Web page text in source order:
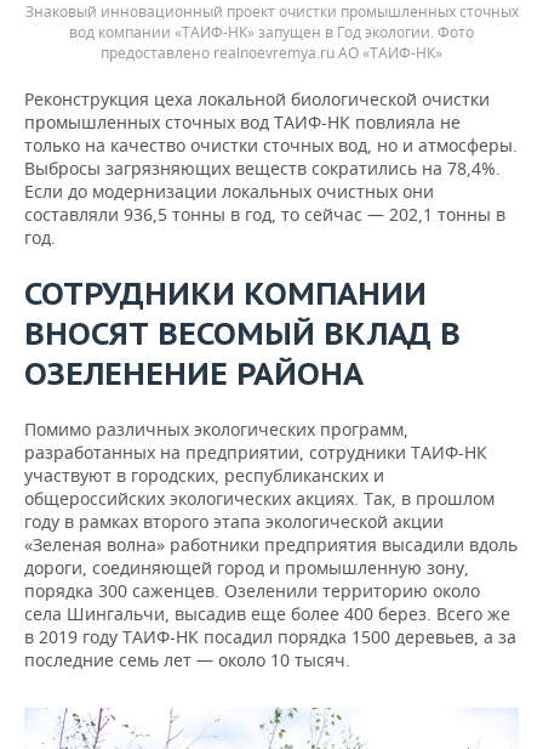
Знаковый инновационный проект очистки промышленных сточных
вод компании «ТАИФ-НК» запущен в Год экологии. Фото
предоставлено realnoevremya.ru АО «ТАИФ-НК»
Реконструкция цеха локальной биологической очистки
промышленных сточных вод ТАИФ-НК повлияла не
только на качество очистки сточных вод, но и атмосферы.
Выбросы загрязняющих веществ сократились на 78,4%.
Если до модернизации локальных очистных они
составляли 936,5 тонны в год, то сейчас — 202,1 тонны в
год.
СОТРУДНИКИ КОМПАНИИ
ВНОСЯТ ВЕСОМЫЙ ВКЛАД В
ОЗЕЛЕНЕНИЕ РАЙОНА
Помимо различных экологических программ,
разработанных на предприятии, сотрудники ТАИФ-НК
участвуют в городских, республиканских и
общероссийских экологических акциях. Так, в прошлом
году в рамках второго этапа экологической акции
«Зеленая волна» работники предприятия высадили вдоль
дороги, соединяющей город и промышленную зону,
порядка 300 саженцев. Озеленили территорию около
села Шингальчи, высадив еще более 400 берез. Всего же
в 2019 году ТАИФ-НК посадил порядка 1500 деревьев, а за
последние семь лет — около 10 тысяч.